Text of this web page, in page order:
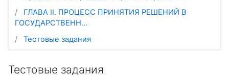
ГЛАВА II. ПРОЦЕСС ПРИНЯТИЯ РЕШЕНИЙ В
ГОСУДАРСТВЕНН...
Тестовые задания
Тестовые задания